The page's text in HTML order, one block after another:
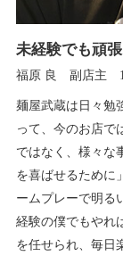
未経験でも頑
福原 良 副店主
麺屋武蔵は日々勉
って、今のお店で
ではなく、様々な
を喜ばせるために
ームプレーで明る
経験の僕でもやれ
を任せられ、毎日